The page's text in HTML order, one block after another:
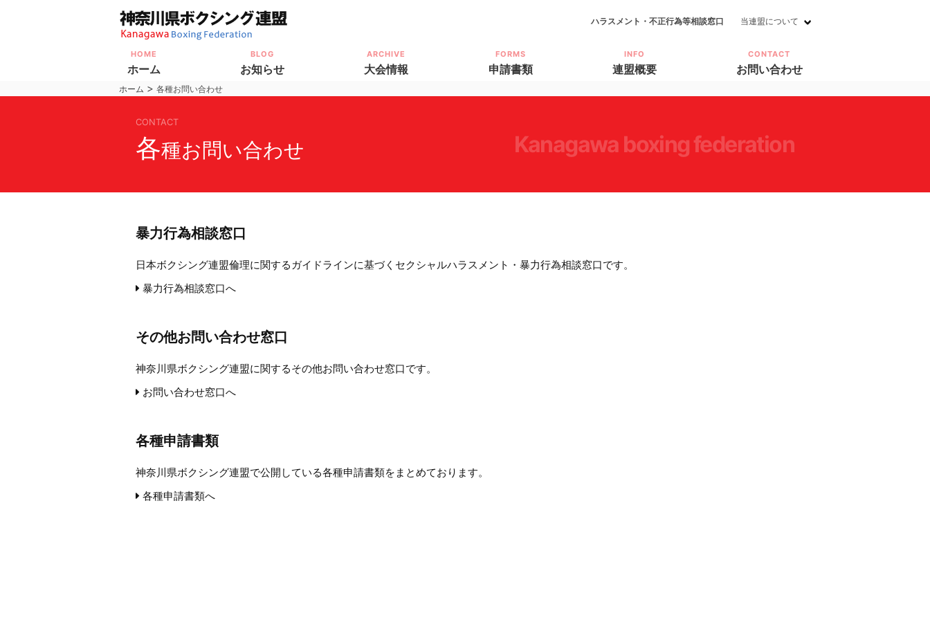
ハラスメント・不正行為等相談窓口 当連盟について
HOME
ホーム
BLOG
お知らせ
ARCHIVE
大会情報
FORMS
申請書類
INFO
連盟概要
CONTACT
お問い合わせ
ホーム > 各種お問い合わせ
kanagawa boxing federation
CONTACT
各種お問い合わせ
暴力行為相談窓口
日本ボクシング連盟倫理に関するガイドラインに基づくセクシャルハラスメント・暴力行為相談窓口です。
暴力行為相談窓口へ
その他お問い合わせ窓口
神奈川県ボクシング連盟に関するその他お問い合わせ窓口です。
お問い合わせ窓口へ
各種申請書類
神奈川県ボクシング連盟で公開している各種申請書類をまとめております。
各種申請書類へ